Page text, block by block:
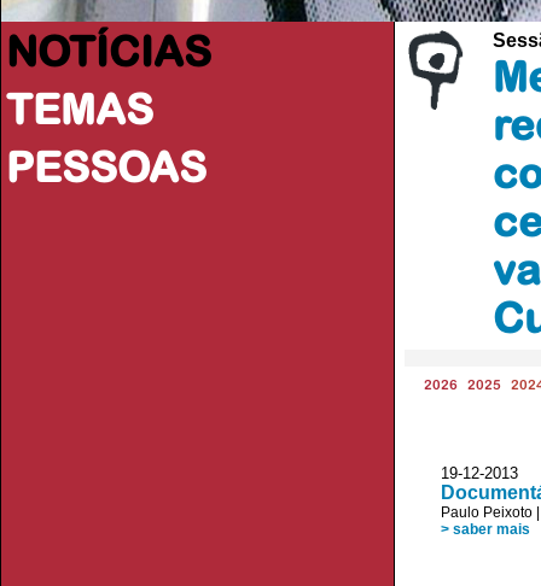
NOTÍCIAS
TEMAS
PESSOAS
2026 2025
19-12-2013
Paulo Peixoto
> saber mais